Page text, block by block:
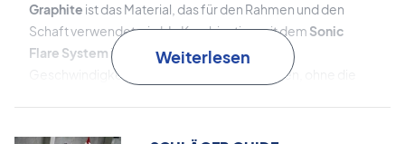
Graphite ist das Material, das für den Rahmen und den
Schaft verwendet wird. In Kombination mit dem Sonic
Flare System im Rahmen sorgt dies für gute
Geschwindigkeit und Kraft in deinen Schlägen, ohne die
Slim Shaftist die Designtechnologie hinter dem dünnen
Weiterlesen